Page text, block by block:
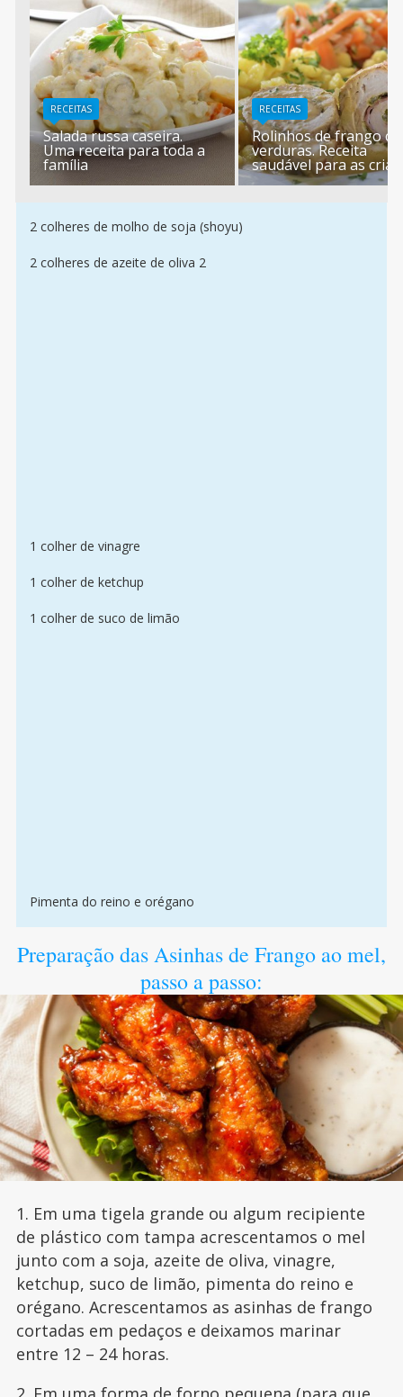
RECEITAS
Salada russa caseira.
Uma receita para toda a
família
RECEITAS
Rolinhos de frango
verduras. Receita
saudável para as
2 colheres de molho de soja (shoyu)
2 colheres de azeite de oliva 2
1 colher de vinagre
1 colher de ketchup
1 colher de suco de limão
Pimenta do reino e orégano
Preparação das Asinhas de Frango ao mel,
passo a passo:
1. Em uma tigela grande ou algum recipiente
de plástico com tampa acrescentamos o mel
junto com a soja, azeite de oliva, vinagre,
ketchup, suco de limão, pimenta do reino e
orégano. Acrescentamos as asinhas de frango
cortadas em pedaços e deixamos marinar
entre 12 – 24 horas.